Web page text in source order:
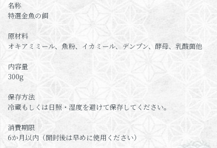
名称
特選金魚の餌
原材料
オキアミミール、魚粉、イカミール、デンプン、酵母、乳酸菌他
内容量
300g
保存方法
冷蔵もしくは日照・湿度を避けて保存してください。
消費期限
6か月以内（開封後は早めに使用ください）